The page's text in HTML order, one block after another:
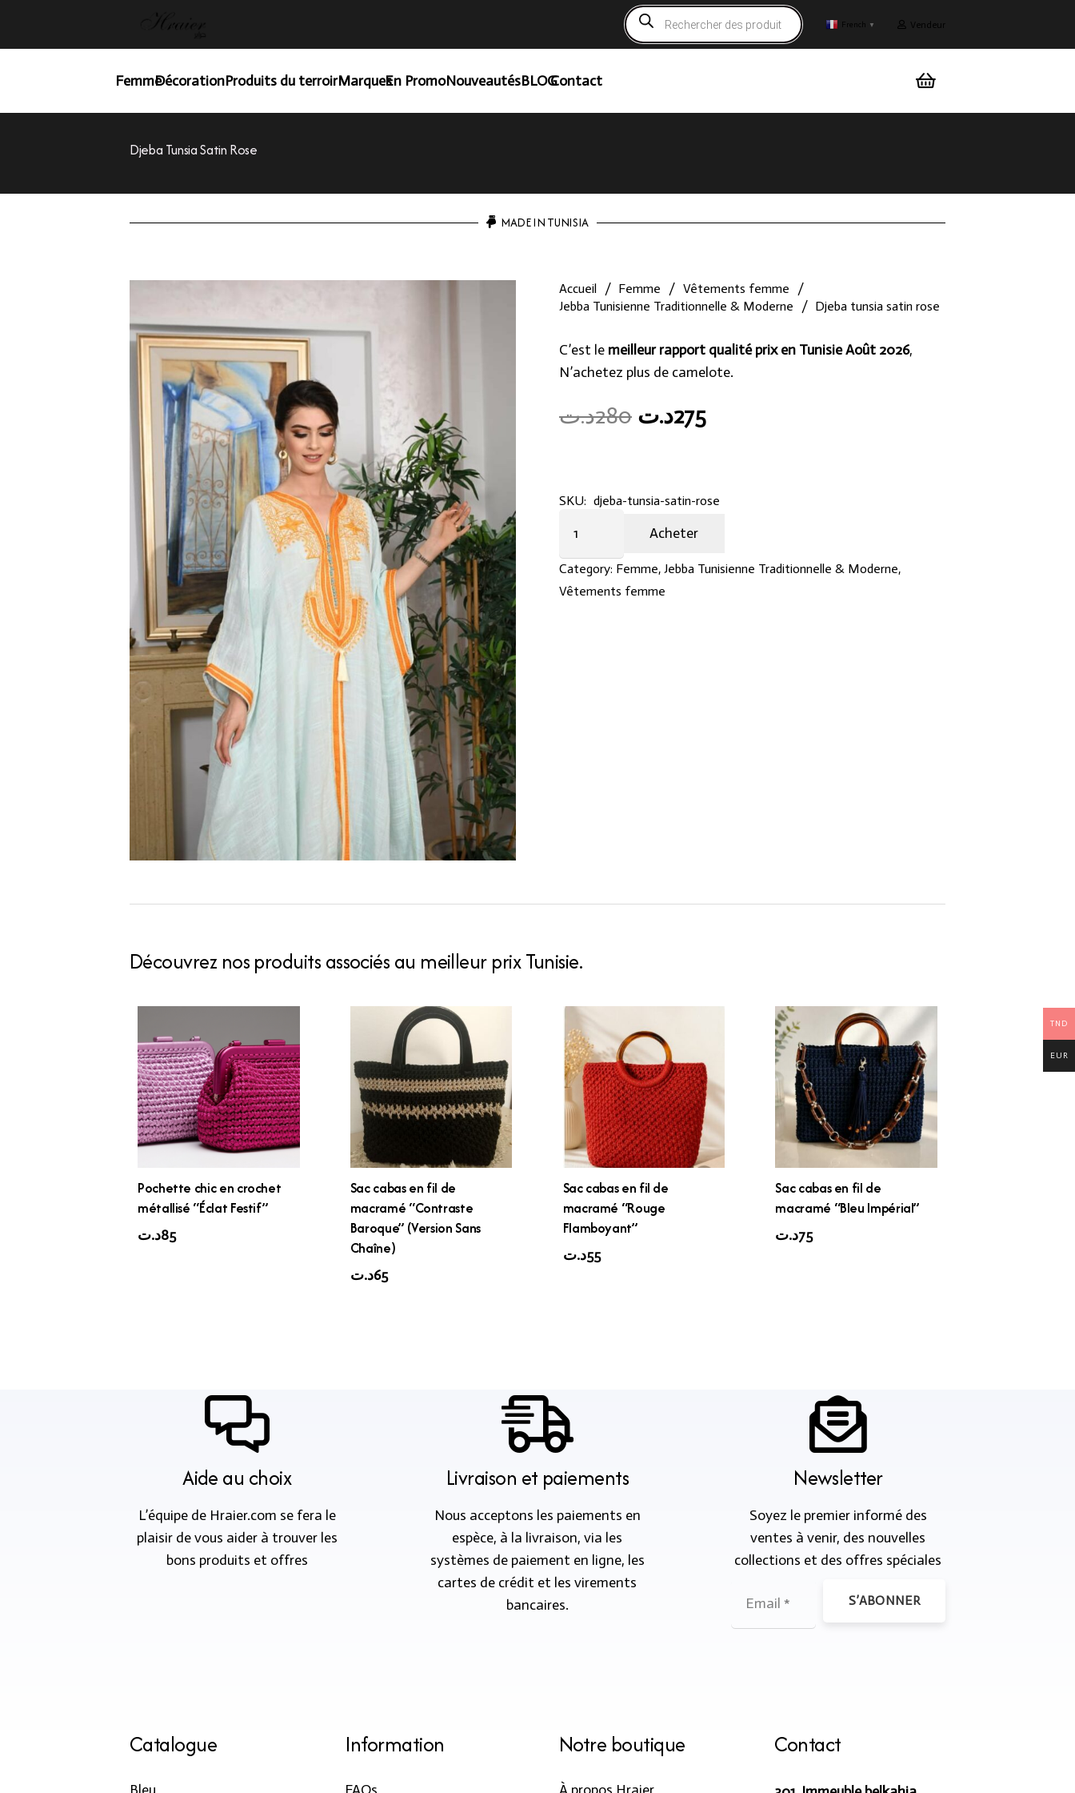
Recherche
de
produits
French ▼ Vendeur
FemmeDécorationProduits du terroirMarquesEn PromoNouveautésBLOGContact
Djeba Tunsia Satin Rose
MADE IN TUNISIA
Accueil / Femme / Vêtements femme
/
Jebba Tunisienne Traditionnelle & Moderne
/ Djeba tunsia satin rose
C’est le meilleur rapport qualité prix en Tunisie Août 2026,
N’achetez plus de camelote.
280د.ت
Original
275د.ت
Current
SKU: djeba-tunsia-satin-rose
tunsia
satin
rose
Acheter
Category: Femme, Jebba Tunisienne Traditionnelle & Moderne,
Vêtements femme
Découvrez nos produits associés au meilleur prix Tunisie.
Pochette chic en crochet
métallisé “Éclat Festif”
85د.ت
Sac cabas en fil de
macramé “Contraste
Baroque” (Version Sans
Chaîne)
65د.ت
Sac cabas en fil de
macramé “Rouge
Flamboyant”
55د.ت
Sac cabas en fil de
macramé “Bleu Impérial”
75د.ت
Aide au choix
L’équipe de Hraier.com se fera le
plaisir de vous aider à trouver les
bons produits et offres
Livraison et paiements
Nous acceptons les paiements en
espèce, à la livraison, via les
systèmes de paiement en ligne, les
cartes de crédit et les virements
bancaires.
Newsletter
Soyez le premier informé des
ventes à venir, des nouvelles
collections et des offres spéciales
S’ABONNER
Catalogue Information Notre boutique Contact
TND
EUR